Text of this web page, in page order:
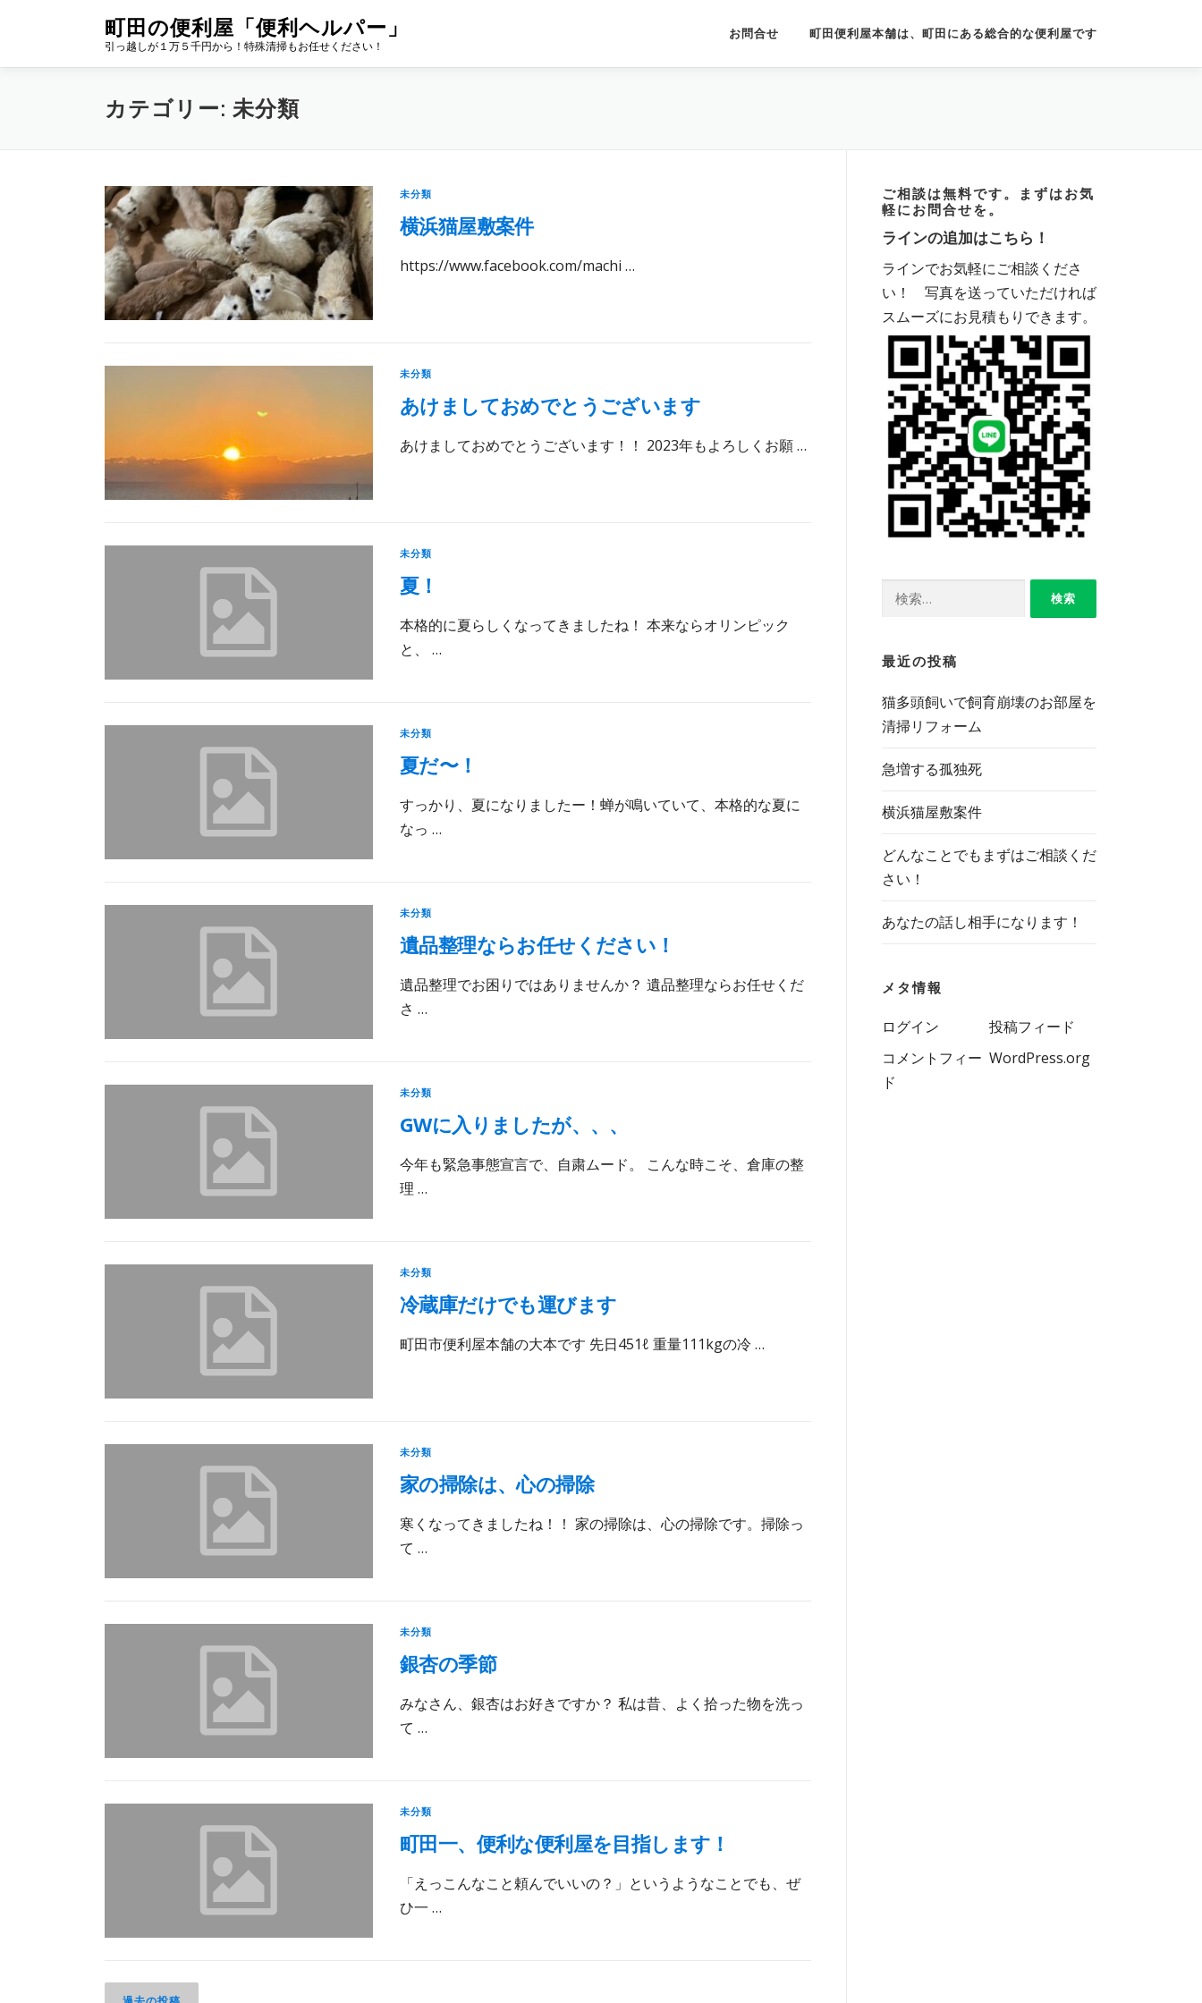
町田の便利屋「便利ヘルパー」
引っ越しが１万５千円から！特殊清掃もお任せください！
お問合せ 町田便利屋本舗は、町田にある総合的な便利屋です
カテゴリー: 未分類
未分類
横浜猫屋敷案件
https://www.facebook.com/machi …
未分類
あけましておめでとうございます
あけましておめでとうございます！！ 2023年もよろしくお願 …
未分類
夏！
本格的に夏らしくなってきましたね！ 本来ならオリンピック
と、 …
未分類
夏だ〜！
すっかり、夏になりましたー！蝉が鳴いていて、本格的な夏に
なっ …
未分類
遺品整理ならお任せください！
遺品整理でお困りではありませんか？ 遺品整理ならお任せくだ
さ …
未分類
GWに入りましたが、、、
今年も緊急事態宣言で、自粛ムード。 こんな時こそ、倉庫の整
理 …
未分類
冷蔵庫だけでも運びます
町田市便利屋本舗の大本です 先日451ℓ 重量111kgの冷 …
未分類
家の掃除は、心の掃除
寒くなってきましたね！！ 家の掃除は、心の掃除です。掃除っ
て …
未分類
銀杏の季節
みなさん、銀杏はお好きですか？ 私は昔、よく拾った物を洗っ
て …
未分類
町田一、便利な便利屋を目指します！
「えっこんなこと頼んでいいの？」というようなことでも、ぜ
ひ一 …
投
ご相談は無料です。まずはお気
軽にお問合せを。
ラインの追加はこちら！
ラインでお気軽にご相談くださ
い！ 写真を送っていただければ
スムーズにお見積もりできます。
最近の投稿
猫多頭飼いで飼育崩壊のお部屋を
清掃リフォーム
急増する孤独死
横浜猫屋敷案件
どんなことでもまずはご相談くだ
さい！
あなたの話し相手になります！
メタ情報
ログイン
投稿フィード
コメントフィー
ド
WordPress.org